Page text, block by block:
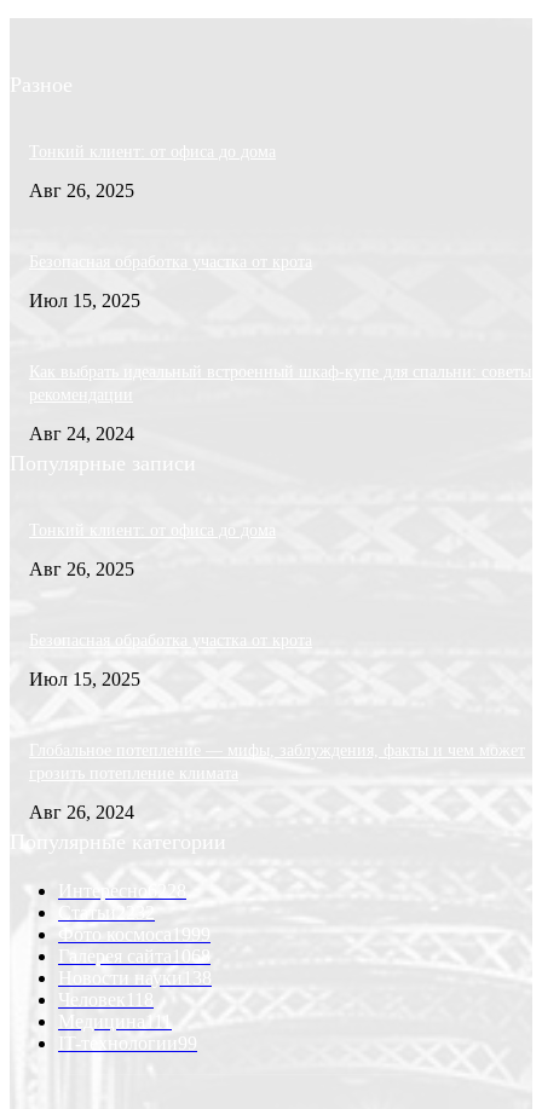
Разное
Тонкий клиент: от офиса до дома
Авг 26, 2025
Безопасная обработка участка от крота
Июл 15, 2025
Как выбрать идеальный встроенный шкаф-купе для спальни: советы
рекомендации
Авг 24, 2024
Популярные записи
Тонкий клиент: от офиса до дома
Авг 26, 2025
Безопасная обработка участка от крота
Июл 15, 2025
Глобальное потепление — мифы, заблуждения, факты и чем может
грозить потепление климата
Авг 26, 2024
Популярные категории
Интересно
6228
Статьи
2232
Фото космоса
1999
Галерея сайта 1068
Новости науки
Человек 118
Медицина
IT-технологии99